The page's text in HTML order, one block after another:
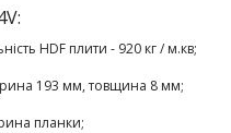
HDF плити - 920 кг / м.кв;
193 мм, товщина 8 мм;
планки;